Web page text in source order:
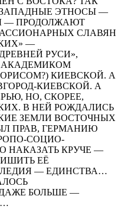
ЭТНОСЫ —
— ПРОДОЛЖАЮТ
СЛАВЯН
—
РУСИ»,
АКАДЕМИКОМ
КИЕВСКОЙ. А
КИЕВСКОЙ. А
НО, СКОРЕЕ,
В НЕЙ РОЖДАЛИСЬ
ЗЕМЛИ ВОСТОЧНЫХ
ПРАВ, ГЕРМАНИЮ
СОЦИО-
НАКАЗАТЬ КРУЧЕ —
ЕЁ
— ЕДИНСТВА…
БОЛЬШЕ —